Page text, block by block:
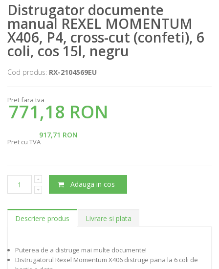
Distrugator documente
manual REXEL MOMENTUM
X406, P4, cross-cut (confeti), 6
coli, cos 15l, negru
Cod produs: RX-2104569EU
Pret fara tva
771,18 RON
917,71 RON
Pret cu TVA
Adauga in cos
Descriere produs Livrare si plata
Puterea de a distruge mai multe documente!
Distrugatorul Rexel Momentum X406 distruge pana la 6 coli de